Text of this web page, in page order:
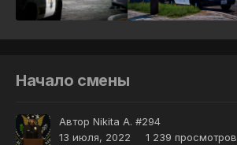
Начало смены
Автор Nikita A. #294
13 июля, 2022
1 239 просмотров